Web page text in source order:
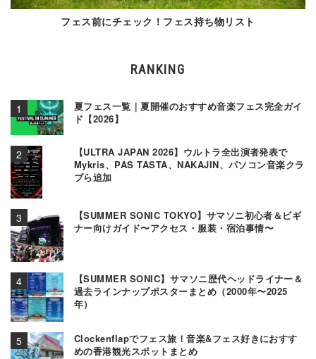
フェス前にチェック！フェス持ち物リスト
RANKING
夏フェス一覧｜夏開催のおすすめ音楽フェス完全ガイ
ド【2026】
【ULTRA JAPAN 2026】ウルトラ全出演者発表で
Mykris、PAS TASTA、NAKAJIN、パソコン音楽クラ
ブら追加
【SUMMER SONIC TOKYO】サマソニ初心者＆ビギ
ナー向けガイド〜アクセス・服装・宿泊事情〜
【SUMMER SONIC】サマソニ歴代ヘッドライナー＆
過去ラインナップポスターまとめ（2000年〜2025
年）
Clockenflapでフェス旅！音楽&フェス好きにおすす
めの香港観光スポットまとめ